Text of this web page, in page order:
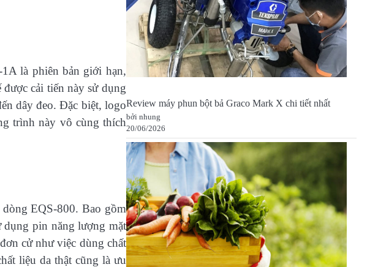
là phiên bản giới hạn,
cải tiến này sử dụng
dây đeo. Đặc biệt, logo
trình này vô cùng thích
EQS-800. Bao gồm
dụng pin năng lượng mặt
cử như việc dùng chất
liệu da thật cũng là ưu
Review máy phun bột bả Graco Mark X chi tiết nhất
bởi nhung
20/06/2026